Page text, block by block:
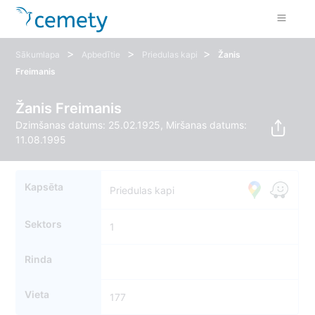
Sākumlapa > Apbedītie > Priedulas kapi >
Žanis
Freimanis
Žanis Freimanis
Dzimšanas datums: 25.02.1925, Miršanas datums:
11.08.1995
Kapsēta Priedulas kapi
Sektors 1
Rinda
Vieta 177